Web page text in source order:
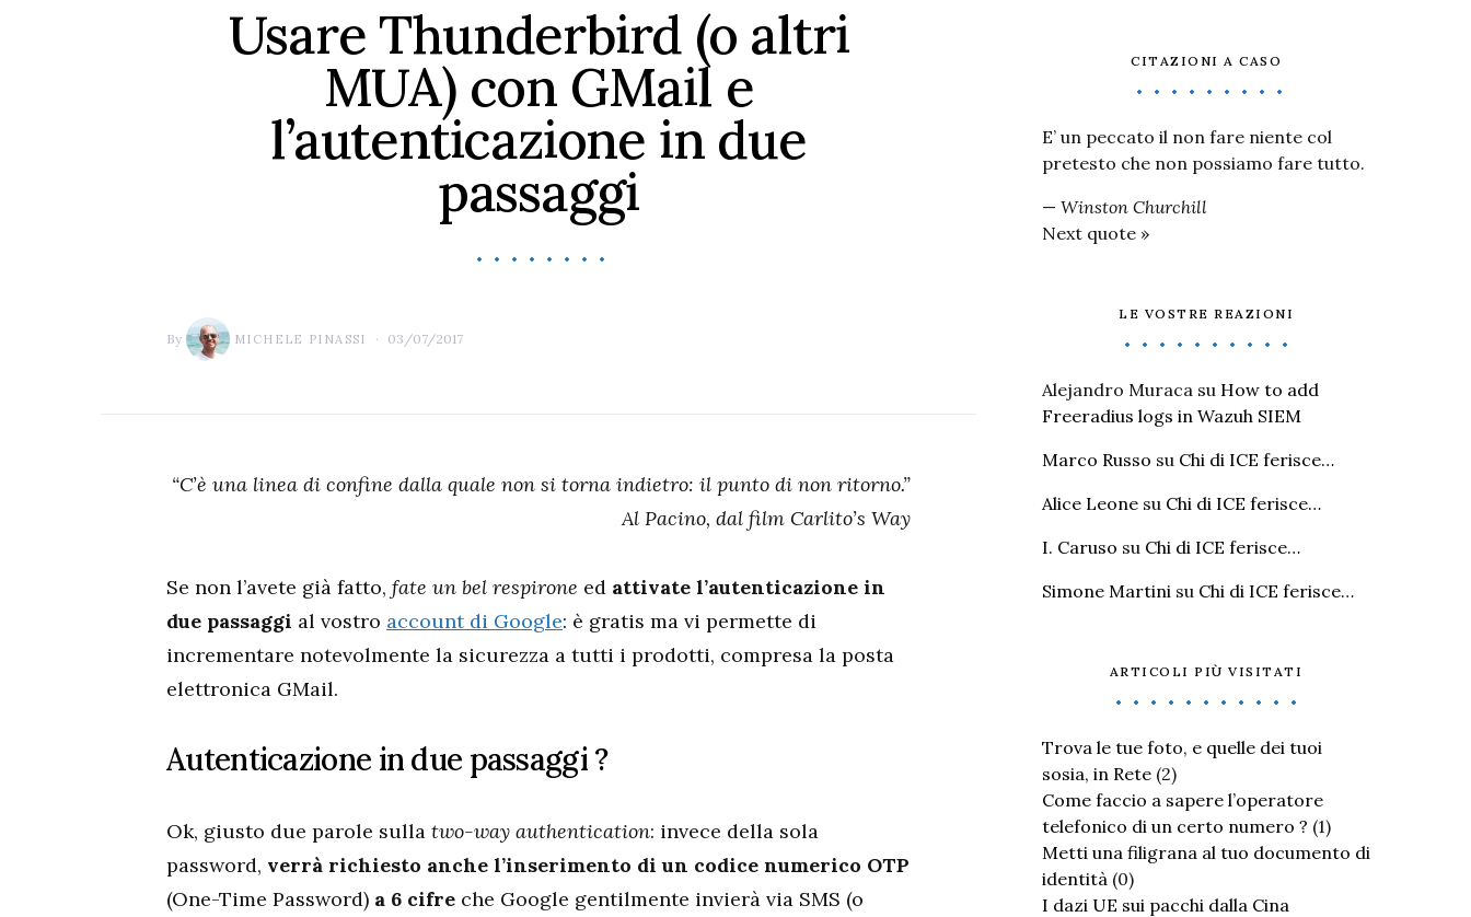
Usare Thunderbird (o altri
MUA) con GMail e
l’autenticazione in due
passaggi
By MICHELE PINASSI 03/07/2017
“C’è una linea di confine dalla quale non si torna indietro: il punto di non ritorno.”
Al Pacino, dal film Carlito’s Way
Se non l’avete già fatto, fate un bel respirone ed attivate l’autenticazione in
due passaggi al vostro account di Google: è gratis ma vi permette di
incrementare notevolmente la sicurezza a tutti i prodotti, compresa la posta
elettronica GMail.
Autenticazione in due passaggi ?
Ok, giusto due parole sulla two-way authentication: invece della sola
password, verrà richiesto anche l’inserimento di un codice numerico OTP
(One-Time Password) a 6 cifre che Google gentilmente invierà via SMS (o
CITAZIONI A CASO
E’ un peccato il non fare niente col
pretesto che non possiamo fare tutto.
— Winston Churchill
Next quote »
LE VOSTRE REAZIONI
Alejandro Muraca su How to add
Freeradius logs in Wazuh SIEM
Marco Russo su Chi di ICE ferisce…
Alice Leone su Chi di ICE ferisce…
I. Caruso su Chi di ICE ferisce…
Simone Martini su Chi di ICE ferisce…
ARTICOLI PIÙ VISITATI
Trova le tue foto, e quelle dei tuoi
sosia, in Rete (2)
Come faccio a sapere l’operatore
telefonico di un certo numero ? (1)
Metti una filigrana al tuo documento di
identità (0)
I dazi UE sui pacchi dalla Cina